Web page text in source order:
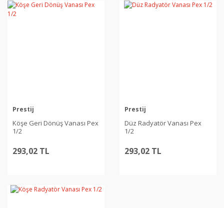
Prestij
Köşe Geri Dönüş Vanası Pex
1/2
293,02 TL
Prestij
Düz Radyatör Vanası Pex
1/2
293,02 TL